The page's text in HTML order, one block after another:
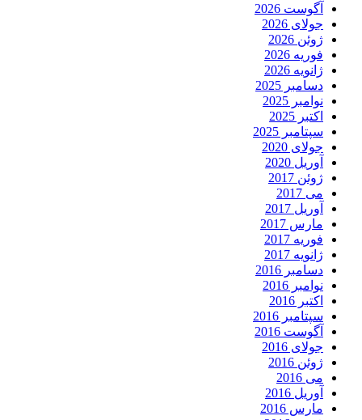
آگوست 2026
جولای 2026
ژوئن 2026
فوریه 2026
ژانویه 2026
دسامبر 2025
نوامبر 2025
اکتبر 2025
سپتامبر 2025
جولای 2020
آوریل 2020
ژوئن 2017
می 2017
آوریل 2017
مارس 2017
فوریه 2017
ژانویه 2017
دسامبر 2016
نوامبر 2016
اکتبر 2016
سپتامبر 2016
آگوست 2016
جولای 2016
ژوئن 2016
می 2016
آوریل 2016
مارس 2016